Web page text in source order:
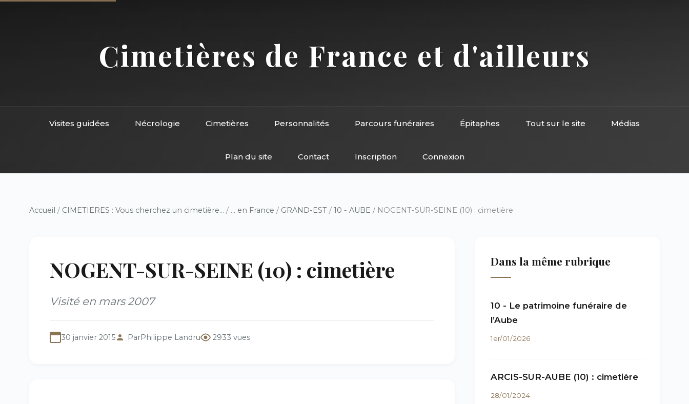
Cimetières de France et d'ailleurs
Visites guidées Nécrologie Cimetières Personnalités Parcours funéraires Épitaphes Tout sur le site Médias
Plan du site Contact Inscription Connexion
Accueil / CIMETIERES : Vous cherchez un cimetière... / ... en France / GRAND-EST / 10 - AUBE / NOGENT-SUR-SEINE (10) : cimetière
NOGENT-SUR-SEINE (10) : cimetière
Visité en mars 2007
30 janvier 2015 ParPhilippe Landru 2933 vues
Dans la même rubrique
10 - Le patrimoine funéraire de
l’Aube
1er/01/2026
ARCIS-SUR-AUBE (10) : cimetière
28/01/2024